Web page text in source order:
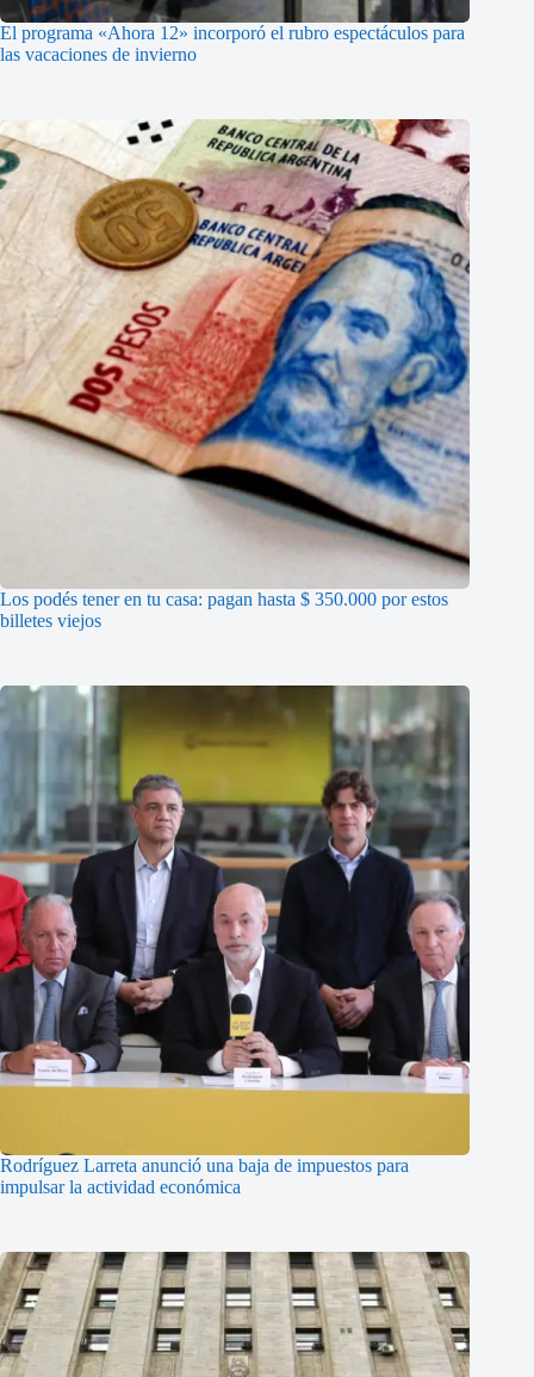
El programa «Ahora 12» incorporó el rubro espectáculos para
las vacaciones de invierno
Los podés tener en tu casa: pagan hasta $ 350.000 por estos
billetes viejos
Rodríguez Larreta anunció una baja de impuestos para
impulsar la actividad económica